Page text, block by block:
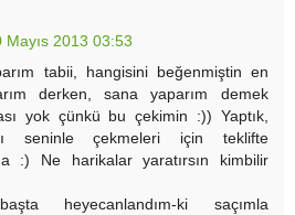
Mayıs 2013 03:53
tabii, hangisini beğenmiştin en
derken, sana yaparım demek
yok çünkü bu çekimin :)) Yaptık,
seninle çekmeleri için teklifte
:) Ne harikalar yaratırsın kimbilir
heyecanlandım-ki saçımla